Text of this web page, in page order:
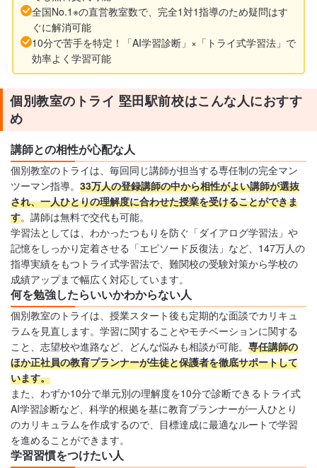
全国No.1※の直営教室数で、完全1対1指導のため疑問はす
ぐに解消可能
10分で苦手を特定！「AI学習診断」×「トライ式学習法」で
効率よく学習可能
個別教室のトライ 堅田駅前校はこんな人におすす
め
講師との相性が心配な人
個別教室のトライは、毎回同じ講師が担当する専任制の完全マン
ツーマン指導。 33万人の登録講師の中から相性がよい講師が選抜
され、一人ひとりの理解度に合わせた授業を受けることができま
す。講師は無料で交代も可能。
学習法としては、わかったつもりを防ぐ「ダイアログ学習法」や
記憶をしっかり定着させる「エピソード反復法」など、147万人の
指導実績をもつトライ式学習法で、難関校の受験対策から学校の
成績アップまで幅広く対応しています。
何を勉強したらいいかわからない人
個別教室のトライは、授業スタート後も定期的な面談でカリキュ
ラムを見直します。学習に関することやモチベーションに関する
こと、志望校や進路など、どんな悩みも相談が可能。 専任講師の
ほか正社員の教育プランナーが生徒と保護者を徹底サポートして
います。
また、わずか10分で単元別の理解度を10分で診断できるトライ式
AI学習診断など、科学的根拠を基に教育プランナーが一人ひとり
のカリキュラムを作成するので、目標達成に最適なルートで学習
を進めることができます。
学習習慣をつけたい人